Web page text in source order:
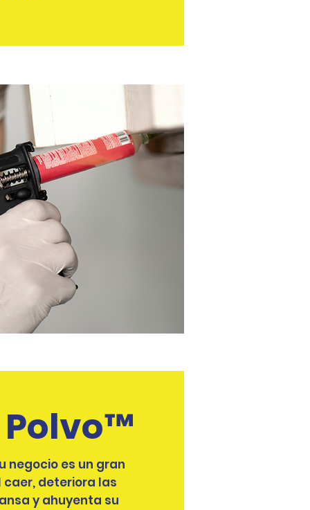
negocio es un gran
deteriora las
y ahuyenta su